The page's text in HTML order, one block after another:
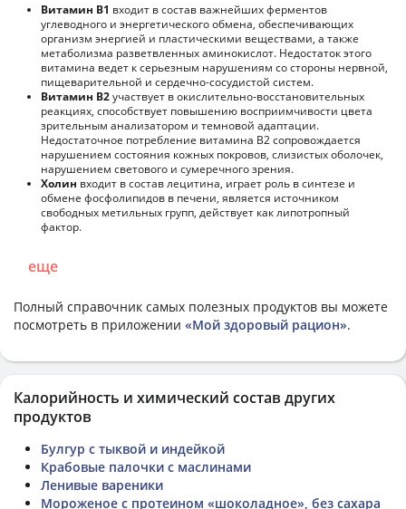
Витамин В1 входит в состав важнейших ферментов
углеводного и энергетического обмена, обеспечивающих
организм энергией и пластическими веществами, а также
метаболизма разветвленных аминокислот. Недостаток этого
витамина ведет к серьезным нарушениям со стороны нервной,
пищеварительной и сердечно-сосудистой систем.
Витамин В2участвует в окислительно-восстановительных
реакциях, способствует повышению восприимчивости цвета
зрительным анализатором и темновой адаптации.
Недостаточное потребление витамина В2 сопровождается
нарушением состояния кожных покровов, слизистых оболочек,
нарушением светового и сумеречного зрения.
Холин входит в состав лецитина, играет роль в синтезе и
обмене фосфолипидов в печени, является источником
свободных метильных групп, действует как липотропный
фактор.
еще
Полный справочник самых полезных продуктов вы можете
посмотреть в приложении «Мой здоровый рацион».
Калорийность и химический состав других
продуктов
Булгур с тыквой и индейкой
Крабовые палочки с маслинами
Ленивые вареники
Мороженое с протеином «шоколадное», без сахара